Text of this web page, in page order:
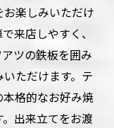
楽しみいただけ
来店しやすく、
ツの鉄板を囲み
ただけます。テ
格的なお好み焼
出来立てをお渡